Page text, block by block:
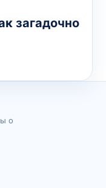
загадочно
о